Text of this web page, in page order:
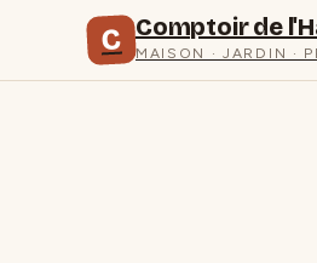
C Comptoir de
MAISON · JARDIN ·